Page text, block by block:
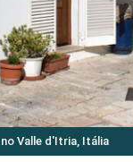
Valle d'Itria, Itália